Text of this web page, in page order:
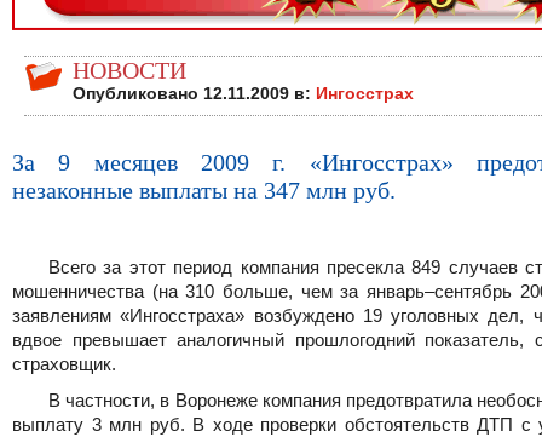
НОВОСТИ
Опубликовано 12.11.2009 в: Ингосстрах
За 9 месяцев 2009 г. «Ингосстрах»
незаконные выплаты на 347 млн руб.
Всего за этот период компания пресекла 849 случаев
мошенничества (на 310 больше, чем за январь–сентябрь
заявлениям «Ингосстраха» возбуждено 19 уголовных дел,
вдвое превышает аналогичный прошлогодний показатель,
страховщик.
В частности, в Воронеже компания предотвратила
выплату 3 млн руб. В ходе проверки обстоятельств ДТП с